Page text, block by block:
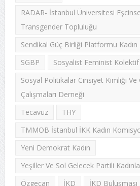
RADAR- İstanbul Üniversitesi
Transgender Topluluğu
Sendikal Güç Birliği Platformu
SGBP
Sosyalist Feminist Kolektif
Sosyal Politikalar Cinsiyet Kimliği Ve
Çalışmaları Derneği
Tecavüz
THY
TMMOB İstanbul İKK Kadın
Yeni Demokrat Kadın
Yeşiller Ve Sol Gelecek Partili
Özgecan
İKD İKD Buluşması